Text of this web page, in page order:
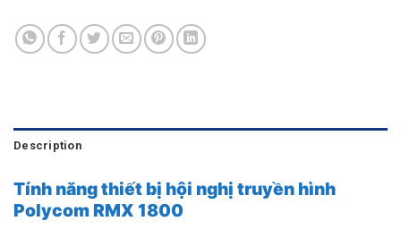
Description
Tính năng thiết bị hội nghị truyền hình
Polycom RMX 1800